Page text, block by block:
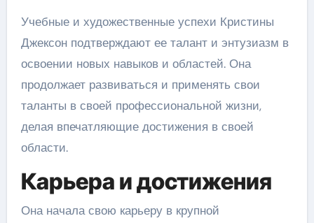
Учебные и художественные успехи Кристины
Джексон подтверждают ее талант и энтузиазм в
освоении новых навыков и областей. Она
продолжает развиваться и применять свои
таланты в своей профессиональной жизни,
делая впечатляющие достижения в своей
области.
Карьера и достижения
Она начала свою карьеру в крупной